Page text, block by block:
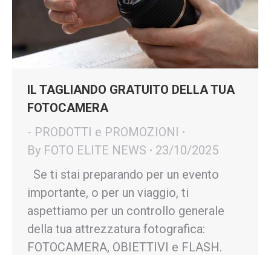
IL TAGLIANDO GRATUITO DELLA TUA
FOTOCAMERA
- PRODOTTI e PROMOZIONI
By FOTO ELITE NEWS
23/10/2025
Se ti stai preparando per un evento
importante, o per un viaggio, ti
aspettiamo per un controllo generale
della tua attrezzatura fotografica:
FOTOCAMERA, OBIETTIVI e FLASH.